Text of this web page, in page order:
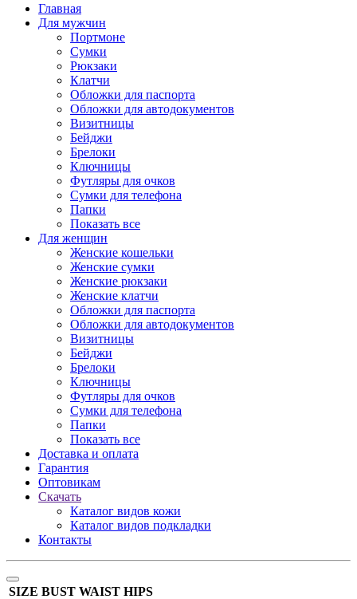
Главная
Для мужчин
Портмоне
Сумки
Рюкзаки
Клатчи
Обложки для паспорта
Обложки для автодокументов
Визитницы
Бейджи
Брелоки
Ключницы
Футляры для очков
Сумки для телефона
Папки
Показать все
Для женщин
Женские кошельки
Женские сумки
Женские рюкзаки
Женские клатчи
Обложки для паспорта
Обложки для автодокументов
Визитницы
Бейджи
Брелоки
Ключницы
Футляры для очков
Сумки для телефона
Папки
Показать все
Доставка и оплата
Гарантия
Оптовикам
Скачать
Каталог видов кожи
Каталог видов подкладки
Контакты
SIZE BUST WAIST HIPS